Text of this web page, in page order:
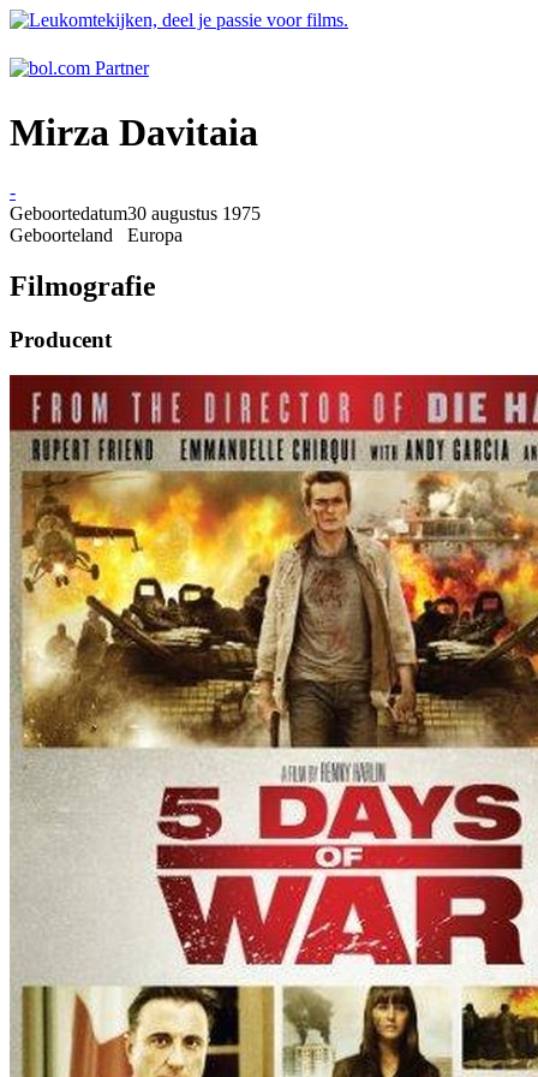
Mirza Davitaia
-
Geboortedatum30 augustus 1975
Geboorteland
Europa
Filmografie
Producent